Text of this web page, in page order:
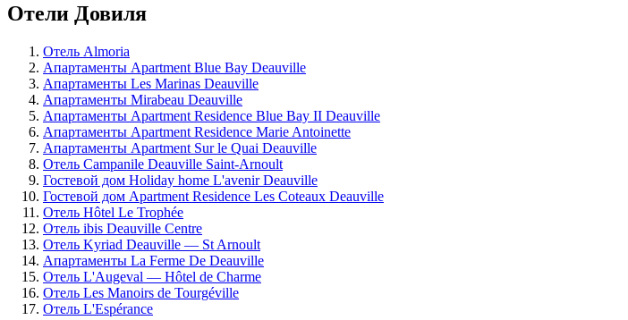
Отели Довиля
Отель Almoria
Апартаменты Apartment Blue Bay Deauville
Апартаменты Les Marinas Deauville
Апартаменты Mirabeau Deauville
Апартаменты Apartment Residence Blue Bay II Deauville
Апартаменты Apartment Residence Marie Antoinette
Апартаменты Apartment Sur le Quai Deauville
Отель Campanile Deauville Saint-Arnoult
Гостевой дом Holiday home L'avenir Deauville
Гостевой дом Apartment Residence Les Coteaux Deauville
Отель Hôtel Le Trophée
Отель ibis Deauville Centre
Отель Kyriad Deauville — St Arnoult
Апартаменты La Ferme De Deauville
Отель L'Augeval — Hôtel de Charme
Отель Les Manoirs de Tourgéville
Отель L'Espérance